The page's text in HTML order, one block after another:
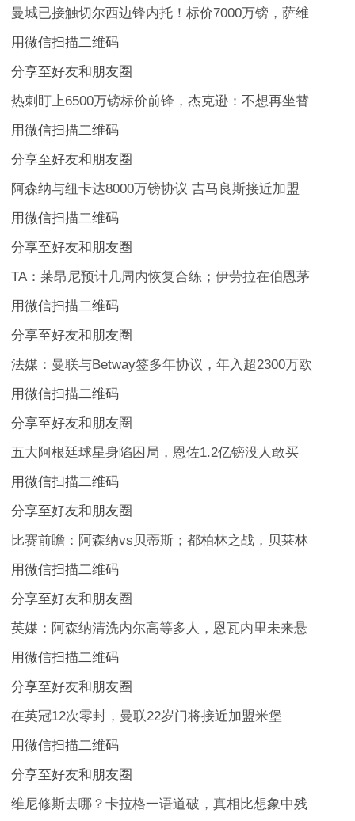
曼城已接触切尔西边锋内托！标价7000万镑，萨维
用微信扫描二维码
分享至好友和朋友圈
热刺盯上6500万镑标价前锋，杰克逊：不想再坐替
用微信扫描二维码
分享至好友和朋友圈
阿森纳与纽卡达8000万镑协议 吉马良斯接近加盟
用微信扫描二维码
分享至好友和朋友圈
TA：莱昂尼预计几周内恢复合练；伊劳拉在伯恩茅
用微信扫描二维码
分享至好友和朋友圈
法媒：曼联与Betway签多年协议，年入超2300万欧
用微信扫描二维码
分享至好友和朋友圈
五大阿根廷球星身陷困局，恩佐1.2亿镑没人敢买
用微信扫描二维码
分享至好友和朋友圈
比赛前瞻：阿森纳vs贝蒂斯；都柏林之战，贝莱林
用微信扫描二维码
分享至好友和朋友圈
英媒：阿森纳清洗内尔高等多人，恩瓦内里未来悬
用微信扫描二维码
分享至好友和朋友圈
在英冠12次零封，曼联22岁门将接近加盟米堡
用微信扫描二维码
分享至好友和朋友圈
维尼修斯去哪？卡拉格一语道破，真相比想象中残